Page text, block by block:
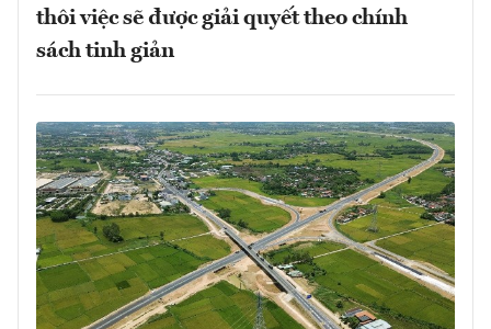
thôi việc sẽ được giải quyết theo chính
sách tinh giản